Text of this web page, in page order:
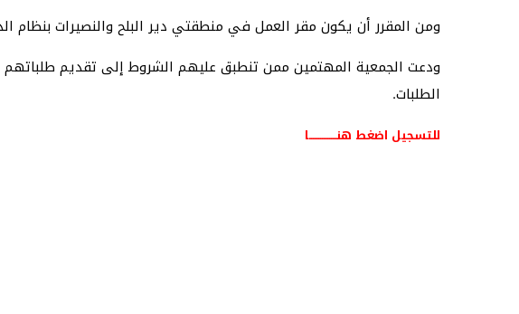
ومن المقرر أن يكون مقر العمل في منطقتي دير البلح والنصيرات بنظام
الطلبات.
للتسجيل اضغط هنـــــــــــــــا